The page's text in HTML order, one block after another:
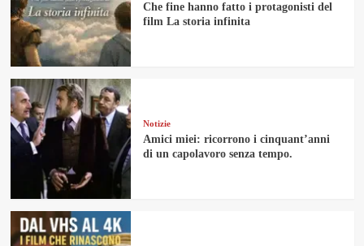
Che fine hanno fatto i protagonisti del
film La storia infinita
Notizie
Amici miei: ricorrono i cinquant’anni
di un capolavoro senza tempo.